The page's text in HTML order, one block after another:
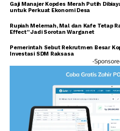
Gaji Manajer Kopdes Merah Putih
untuk Perkuat Ekonomi Desa
Rupiah Melemah, Mal dan Kafe Tetap
Effect” Jadi Sorotan Warganet
Pemerintah Sebut Rekrutmen Besar
Investasi SDM Raksasa
-